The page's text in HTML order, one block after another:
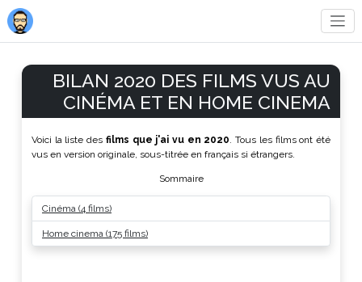
BILAN 2020 DES FILMS VUS AU
CINÉMA ET EN HOME CINEMA
Voici la liste des films que j'ai vu en 2020. Tous les films ont été
vus en version originale, sous-titrée en français si étrangers.
Sommaire
Cinéma (4 films)
Home cinema (175 films)